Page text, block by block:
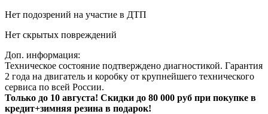
Нет подозрений на участие в ДТП
Нет скрытых повреждений
Доп. информация:
Техническое состояние подтверждено диагностикой. Гарантия
2 года на двигатель и коробку от крупнейшего технического
сервиса по всей России.
Только до 10 августа! Скидки до 80 000 руб при покупке в
кредит+зимняя резина в подарок!